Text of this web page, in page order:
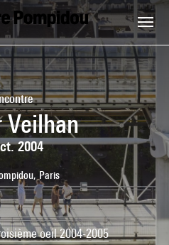
Veilhan
2004
Paris
oeil 2004-2005